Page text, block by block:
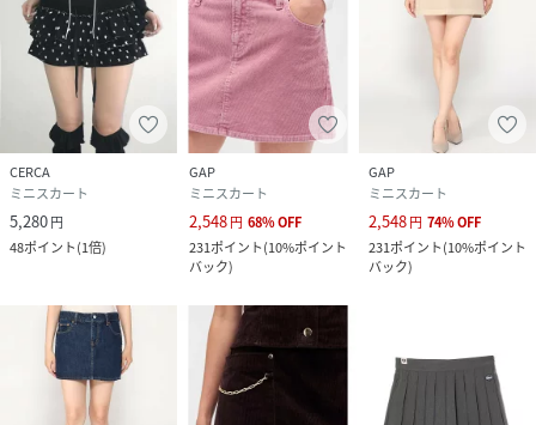
CERCA
ミニスカート
5,280円
48ポイント(1倍)
GAP
ミニスカート
2,548円 68%OFF
231ポイント(10%ポイント
バック)
GAP
ミニスカート
2,548円 74%OFF
231ポイント(10%ポイント
バック)